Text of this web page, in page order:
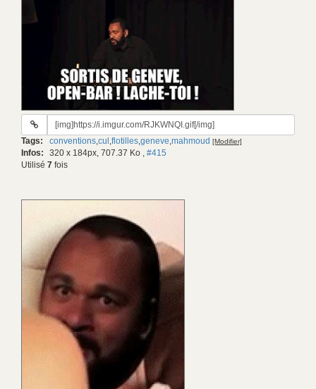
URL
gif:
Tags: conventions,cul ,flotilles,geneve,mahmoud [Modifier]
Infos: 320 x 184px, 707.37 Ko , #415
Utilisé 7 fois